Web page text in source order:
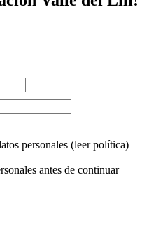
personales (leer política)
antes de continuar